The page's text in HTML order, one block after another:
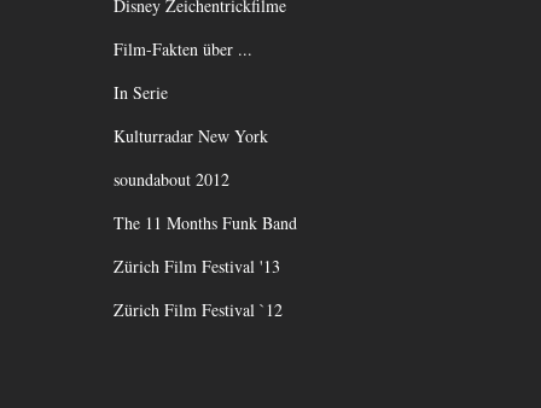
Disney Zeichentrickfilme
Film-Fakten über ...
In Serie
Kulturradar New York
soundabout 2012
The 11 Months Funk Band
Zürich Film Festival '13
Zürich Film Festival `12